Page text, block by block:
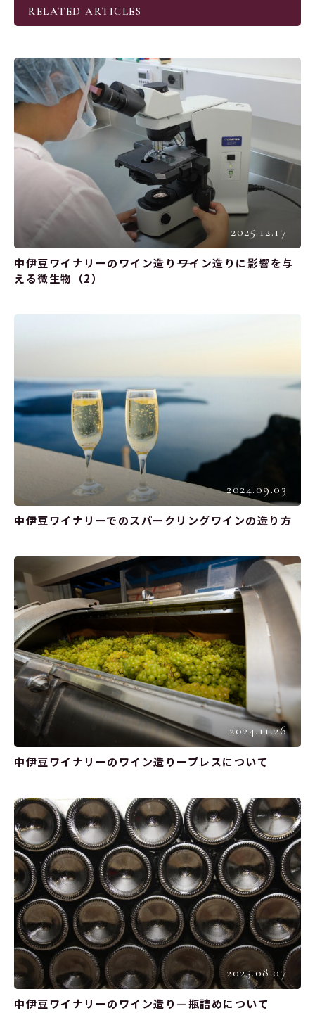
RELATED ARTICLES
2025.12.17
中伊豆ワイナリーのワイン造り――ワイン造りに影響を与
える微生物（2）
2024.09.03
中伊豆ワイナリーでのスパークリングワインの造り方
2024.11.26
中伊豆ワイナリーのワイン造りープレスについて
2025.08.07
中伊豆ワイナリーのワイン造り―瓶詰めについて